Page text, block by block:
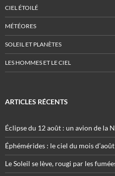
CIEL ÉTOILÉ
MÉTÉORES
SOLEIL ET PLANÈTES
LES HOMMES ET LE CIEL
ARTICLES RÉCENTS
Éclipse du 12 août : un avion de la
Éphémérides : le ciel du mois
Le Soleil se lève, rougi par les